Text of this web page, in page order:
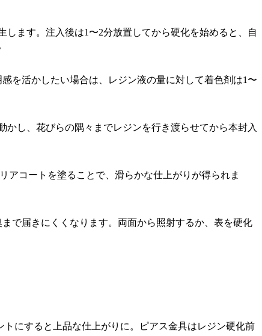
ます。注入後は1〜2分放置してから硬化を始めると、自
を活かしたい場合は、レジン液の量に対して着色剤は1〜
し、花びらの隅々までレジンを行き渡らせてから本封入
コートを塗ることで、滑らかな仕上がりが得られま
で届きにくくなります。両面から照射するか、表を硬化
にすると上品な仕上がりに。ピアス金具はレジン硬化前